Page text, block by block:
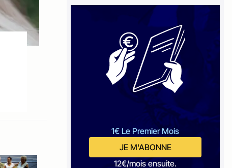
1€ Le Premier Mois
JE M'ABONNE
12€/mois ensuite.